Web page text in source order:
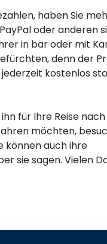
haben Sie
oder anderen
in bar oder mit
denn der
jederzeit kostenlos
für Ihre Reise
möchten,
können auch ihre
sie sagen. Vielen